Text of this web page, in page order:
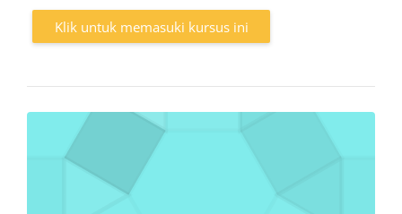
Klik untuk memasuki kursus ini